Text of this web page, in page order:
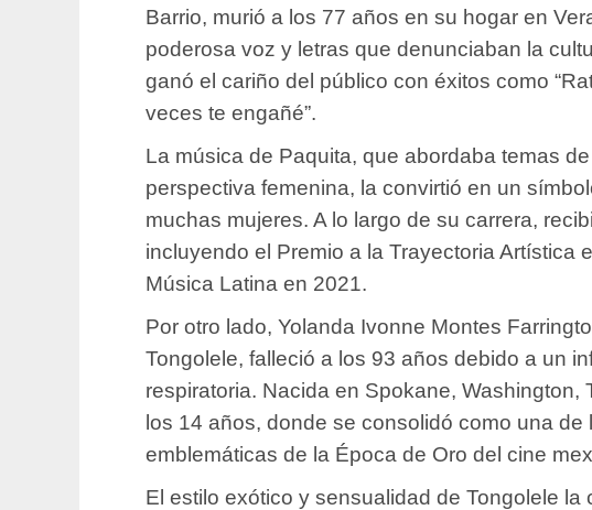
Barrio, murió a los 77 años en su hogar en
poderosa voz y letras que denunciaban la
ganó el cariño del público con éxitos como
veces te engañé”.
La música de Paquita, que abordaba temas
perspectiva femenina, la convirtió en un
muchas mujeres. A lo largo de su carrera,
incluyendo el Premio a la Trayectoria Artística
Música Latina en 2021.
Por otro lado, Yolanda Ivonne Montes
Tongolele, falleció a los 93 años debido a un
respiratoria. Nacida en Spokane, Washington,
los 14 años, donde se consolidó como una
emblemáticas de la Época de Oro del cine
El estilo exótico y sensualidad de Tongolele la